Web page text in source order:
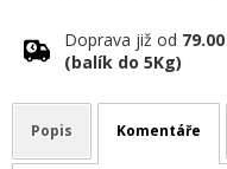
Doprava již od
(balík do 5Kg)
Popis Komentáře